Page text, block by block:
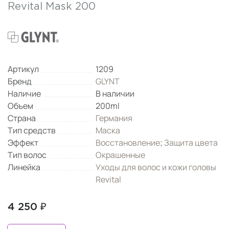
Revital Mask 200
Артикул
1209
Бренд
GLYNT
Наличие
В наличии
Объем
200ml
Страна
Германия
Тип средств
Маска
Эффект
Восстановление; Защита цвета
Тип волос
Окрашенные
Линейка
Уходы для волос и кожи головы
Revital
4 250 ₽